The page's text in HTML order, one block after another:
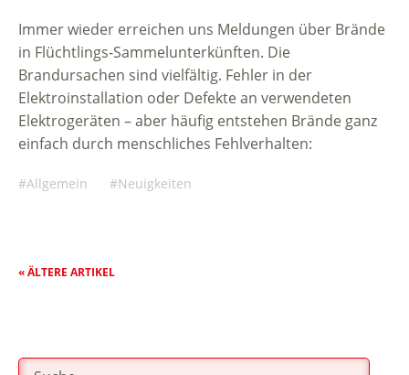
Immer wieder erreichen uns Meldungen über Brände
in Flüchtlings-Sammelunterkünften. Die
Brandursachen sind vielfältig. Fehler in der
Elektroinstallation oder Defekte an verwendeten
Elektrogeräten – aber häufig entstehen Brände ganz
einfach durch menschliches Fehlverhalten:
Allgemein Neuigkeiten
« ÄLTERE ARTIKEL